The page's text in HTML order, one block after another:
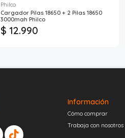
Philco
Cargador Pilas 18650 + 2 Pilas 18650
3000mah Philco
$ 12.990
Información
Cómo comprar
Trabaja con nosotros